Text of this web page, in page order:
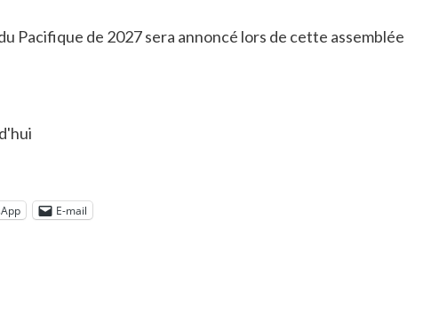
Pacifique de 2027 sera annoncé lors de cette assemblée
E-mail